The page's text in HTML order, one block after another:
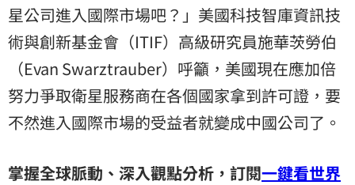
星公司進入國際市場吧？」美國科技智庫資訊技
術與創新基金會（ITIF）高級研究員施華茨勞伯
（Evan Swarztrauber）呼籲，美國現在應加倍
努力爭取衛星服務商在各個國家拿到許可證，要
不然進入國際市場的受益者就變成中國公司了。
掌握全球脈動、深入觀點分析，訂閱一鍵看世界